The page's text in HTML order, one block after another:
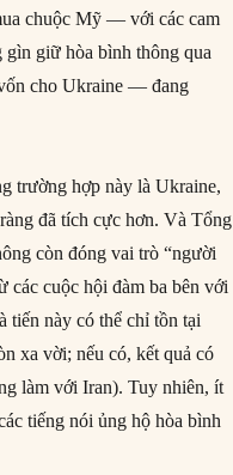
chuộc Mỹ — với các cam
giữ hòa bình thông qua
cho Ukraine — đang
trường hợp này là Ukraine,
đã tích cực hơn. Và Tổng
còn đóng vai trò “người
các cuộc hội đàm ba bên với
tiến này có thể chỉ tồn tại
xa vời; nếu có, kết quả có
làm với Iran). Tuy nhiên, ít
tiếng nói ủng hộ hòa bình